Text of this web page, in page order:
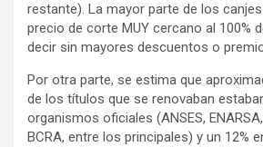
restante). La mayor parte de los
precio de corte MUY cercano al 100%
decir sin mayores descuentos o
Por otra parte, se estima que
de los títulos que se renovaban
organismos oficiales (ANSES,
BCRA, entre los principales) y un 12%